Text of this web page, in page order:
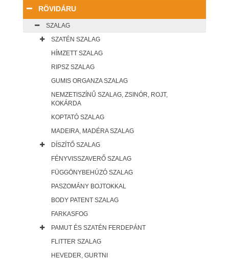
RÖVIDÁRU
SZALAG
SZATÉN SZALAG
HÍMZETT SZALAG
RIPSZ SZALAG
GUMIS ORGANZA SZALAG
NEMZETISZÍNŰ SZALAG, ZSINÓR, ROJT,
KOKÁRDA
KOPTATÓ SZALAG
MADEIRA, MADÉRA SZALAG
DÍSZÍTŐ SZALAG
FÉNYVISSZAVERŐ SZALAG
FÜGGÖNYBEHÚZÓ SZALAG
PASZOMÁNY BOJTOKKAL
BODY PATENT SZALAG
FARKASFOG
PAMUT ÉS SZATÉN FERDEPÁNT
FLITTER SZALAG
HEVEDER, GURTNI